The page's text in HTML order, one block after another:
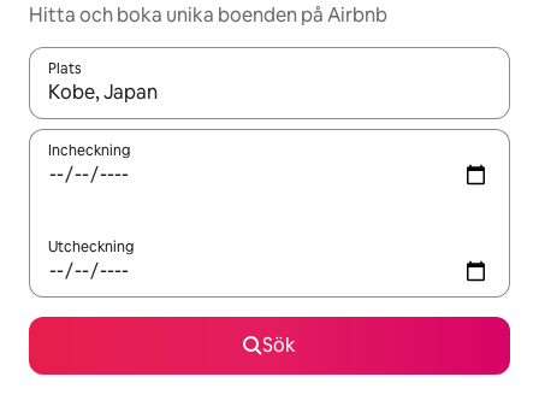
Hitta och boka unika boenden på Airbnb
Plats
När resultaten är tillgängliga kan du navigera med upp- och
Incheckning
Utcheckning
Sök